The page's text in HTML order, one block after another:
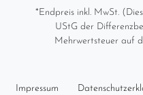
*Endpreis inkl. MwSt.
UStG der
Mehrwertsteuer auf
Impressum